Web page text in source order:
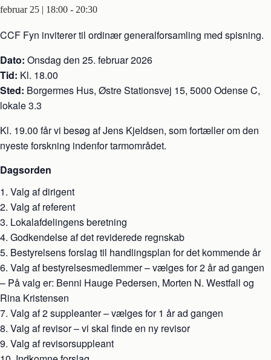
februar 25 | 18:00 - 20:30
CCF Fyn inviterer til ordinær generalforsamling med spisning.
Dato: Onsdag den 25. februar 2026
Tid: Kl. 18.00
Sted: Borgermes Hus, Østre Stationsvej 15, 5000 Odense C,
lokale 3.3
Kl. 19.00 får vi besøg af Jens Kjeldsen, som fortæller om den
nyeste forskning indenfor tarmområdet.
Dagsorden
Valg af dirigent
Valg af referent
Lokalafdelingens beretning
Godkendelse af det reviderede regnskab
Bestyrelsens forslag til handlingsplan for det kommende år
Valg af bestyrelsesmedlemmer – vælges for 2 år ad gangen
– På valg er: Benni Hauge Pedersen, Morten N. Westfall og
Rina Kristensen
Valg af 2 suppleanter – vælges for 1 år ad gangen
Valg af revisor – vi skal finde en ny revisor
Valg af revisorsuppleant